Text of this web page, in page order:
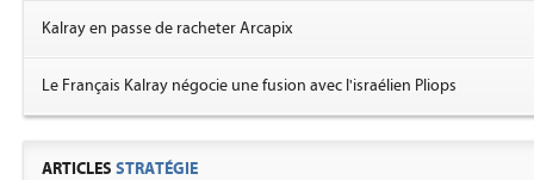
Kalray en passe de racheter Arcapix
Le Français Kalray négocie une fusion avec l'israélien Pliops
ARTICLES STRATÉGIE